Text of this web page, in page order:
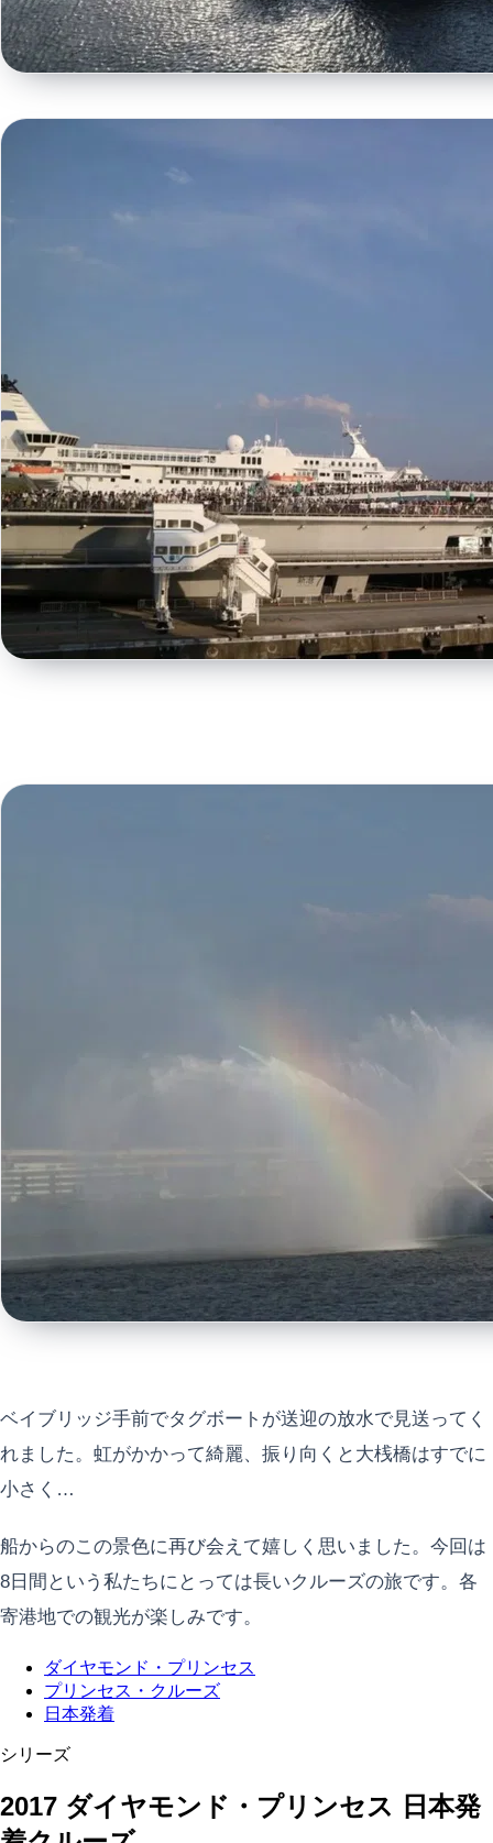
ベイブリッジ手前でタグボートが送迎の放水で見送ってく
れました。虹がかかって綺麗、振り向くと大桟橋はすでに
小さく…
船からのこの景色に再び会えて嬉しく思いました。今回は
8日間という私たちにとっては長いクルーズの旅です。各
寄港地での観光が楽しみです。
ダイヤモンド・プリンセス
プリンセス・クルーズ
日本発着
シリーズ
2017 ダイヤモンド・プリンセス 日本発